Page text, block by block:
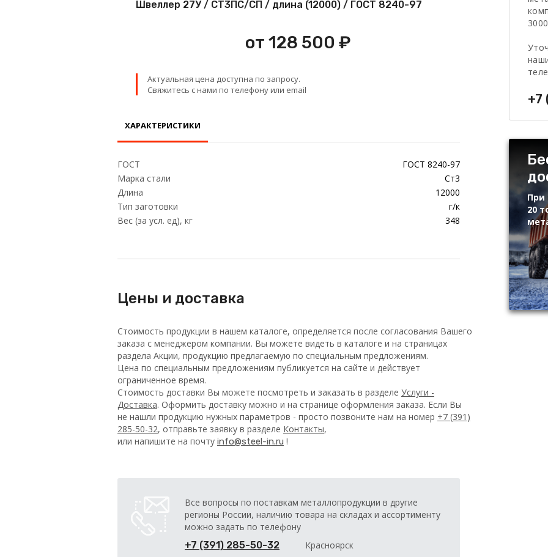
Швеллер 27У / СТ3ПС/СП / длина (12000) / ГОСТ 8240-97
от 128 500 ₽
Актуальная цена доступна по запросу.
Свяжитесь с нами по телефону или email
ХАРАКТЕРИСТИКИ
ГОСТ
ГОСТ 8240-97
Марка стали
Ст3
Длина
12000
Тип заготовки
г/к
Вес (за усл. ед), кг
348
Цены и доставка
Стоимость продукции в нашем каталоге, определяется после согласования Вашего
заказа с менеджером компании. Вы можете видеть в каталоге и на страницах
раздела Акции, продукцию предлагаемую по специальным предложениям.
Цена по специальным предложениям публикуется на сайте и действует
ограниченное время.
Стоимость доставки Вы можете посмотреть и заказать в разделе Услуги -
Доставка. Оформить доставку можно и на странице оформления заказа. Если Вы
не нашли продукцию нужных параметров - просто позвоните нам на номер +7 (391)
285-50-32, отправьте заявку в разделе Контакты,
или напишите на почту info@steel-in.ru !
Все вопросы по поставкам металлопродукции в другие
регионы России, наличию товара на складах и ассортименту
можно задать по телефону
+7 (391) 285-50-32
Красноярск
+7
При
20